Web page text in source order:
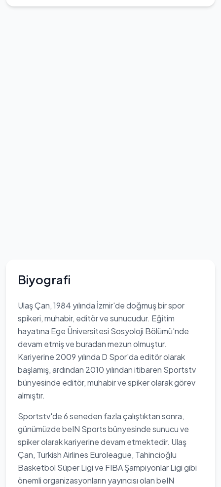
Biyografi
Ulaş Çan, 1984 yılında İzmir'de doğmuş bir spor
spikeri, muhabir, editör ve sunucudur. Eğitim
hayatına Ege Üniversitesi Sosyoloji Bölümü'nde
devam etmiş ve buradan mezun olmuştur.
Kariyerine 2009 yılında D Spor'da editör olarak
başlamış, ardından 2010 yılından itibaren Sportstv
bünyesinde editör, muhabir ve spiker olarak görev
almıştır.
Sportstv'de 6 seneden fazla çalıştıktan sonra,
günümüzde beIN Sports bünyesinde sunucu ve
spiker olarak kariyerine devam etmektedir. Ulaş
Çan, Turkish Airlines Euroleague, Tahincioğlu
Basketbol Süper Ligi ve FIBA Şampiyonlar Ligi gibi
önemli organizasyonların yayıncısı olan beIN